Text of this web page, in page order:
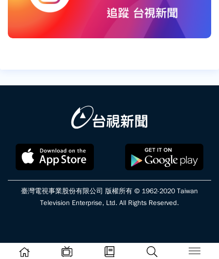
臺灣電視事業股份有限公司 版權所有 © 1962-2020 Taiwan
Television Enterprise, Ltd. All Rights Reserved.